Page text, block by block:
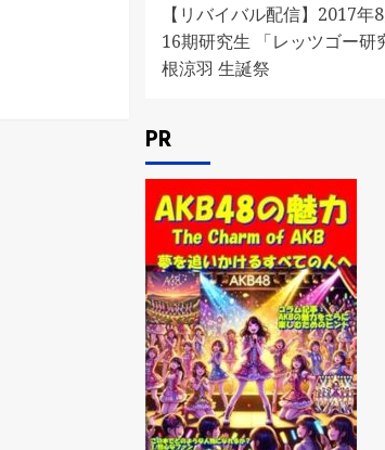
【リバイバル配信】2017年
16期研究生 「レッツゴー研
根涼羽 生誕祭
PR